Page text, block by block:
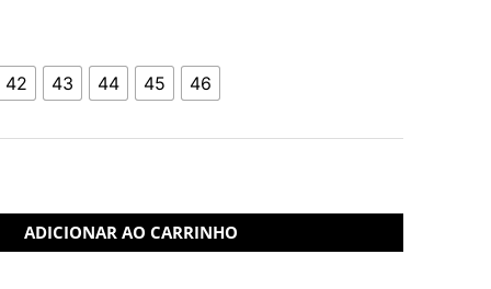
42 43 44 45 46
ADICIONAR AO CARRINHO